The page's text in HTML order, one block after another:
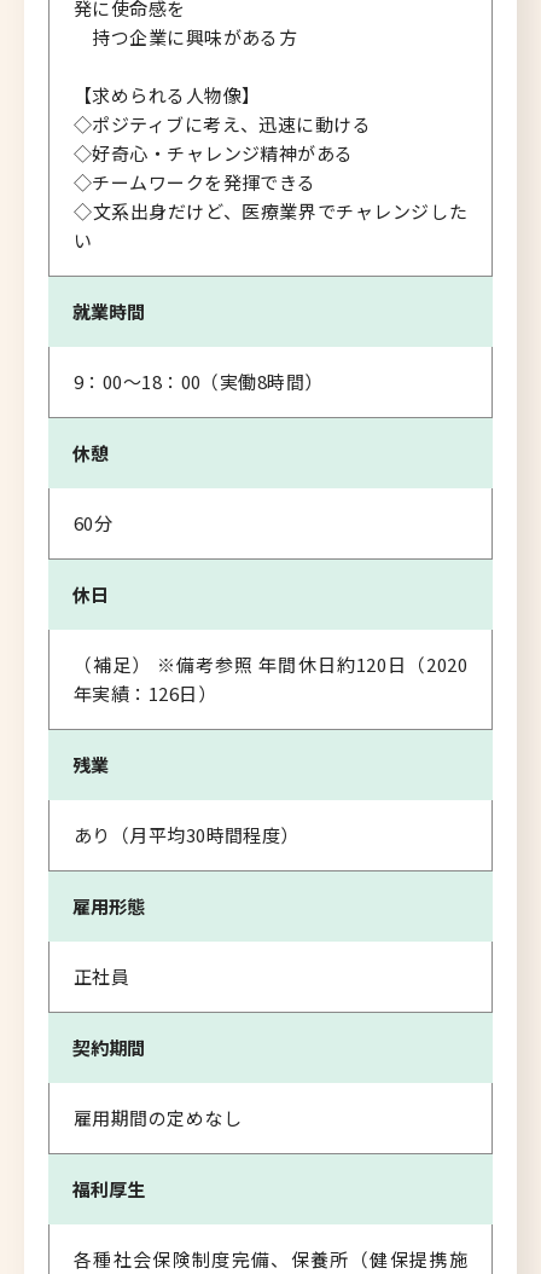
発に使命感を
持つ企業に興味がある方
【求められる人物像】
◇ポジティブに考え、迅速に動ける
◇好奇心・チャレンジ精神がある
◇チームワークを発揮できる
◇文系出身だけど、医療業界でチャレンジした
い
就業時間
9：00～18：00（実働8時間）
休憩
60分
休日
（補足） ※備考参照 年間休日約120日（2020
年実績：126日）
残業
あり（月平均30時間程度）
雇用形態
正社員
契約期間
雇用期間の定めなし
福利厚生
各種社会保険制度完備、保養所（健保提携施